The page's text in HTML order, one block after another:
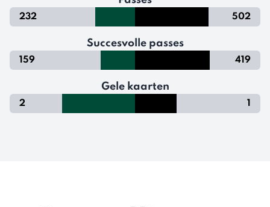
232 502
Succesvolle passes
159 419
Gele kaarten
2 1